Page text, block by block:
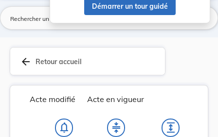
Démarrer un tour guidé
arrow_back Retour accueil
Acte modifié Acte en vigueur
notifications_none compress expand